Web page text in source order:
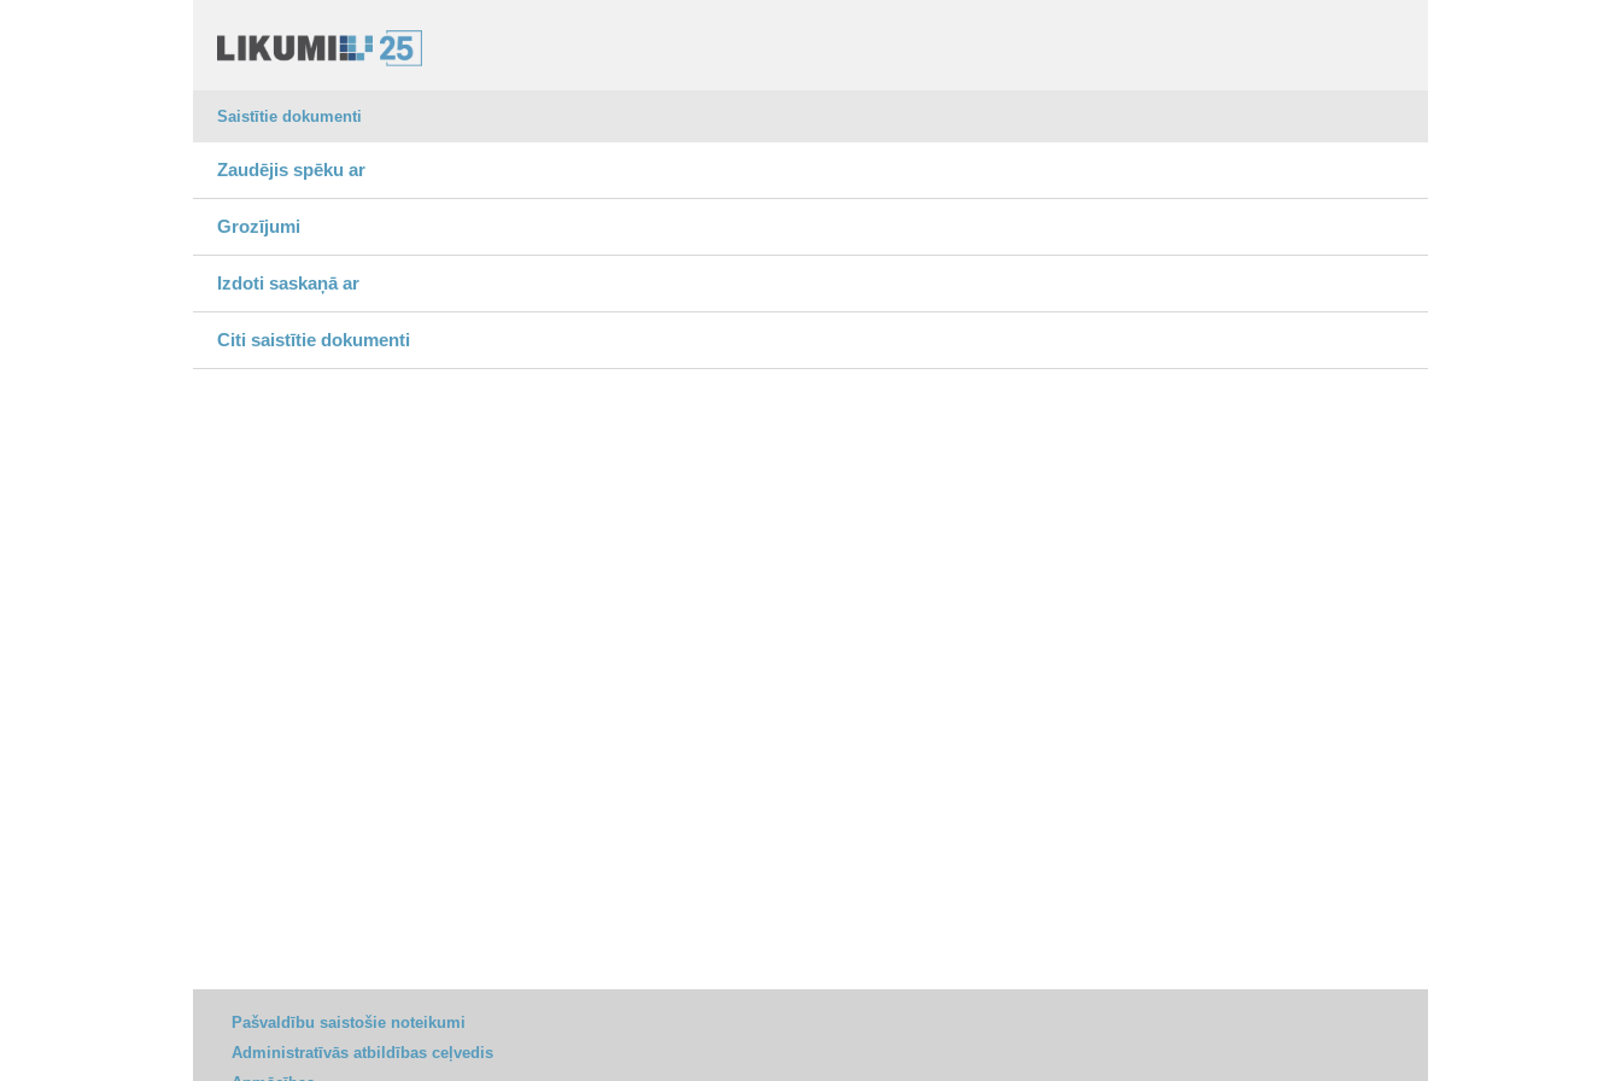
Saistītie dokumenti
Zaudējis spēku ar
Grozījumi
Izdoti saskaņā ar
Citi saistītie dokumenti
Pašvaldību saistošie noteikumi
Administratīvās atbildības ceļvedis